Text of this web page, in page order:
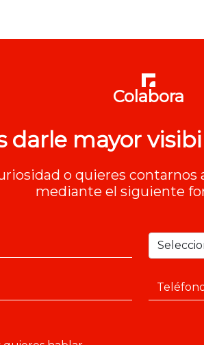
Colabora
darle mayor
o quieres
mediante el siguiente